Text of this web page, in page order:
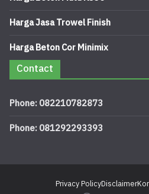
Harga Jasa Trowel Finish
Harga Beton Cor Minimix
Contact
Phone: 082210782873
Phone: 081292293393
Privacy PolicyDisclaimer